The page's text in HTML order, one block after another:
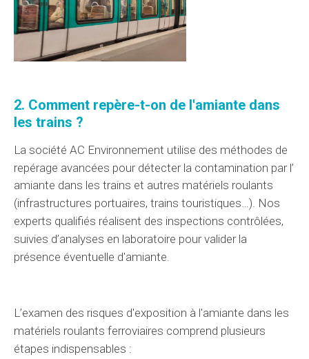
2. Comment repère-t-on de l'amiante dans
les trains ?
La société AC Environnement utilise des méthodes de
repérage avancées pour détecter la contamination par l’
amiante dans les trains et autres matériels roulants
(infrastructures portuaires, trains touristiques… ). Nos
experts qualifiés réalisent des inspections contrôlées,
suivies d’analyses en laboratoire pourvaliderla
présence éventuelle d'amiante.
L’examen des risques d'exposition à l'amiante dans les
matériels roulants ferroviaires comprend plusieurs
étapes indispensables :